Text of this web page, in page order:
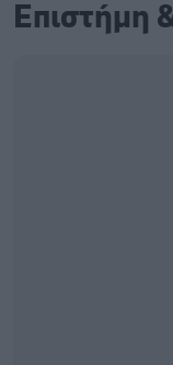
Επιστήμη